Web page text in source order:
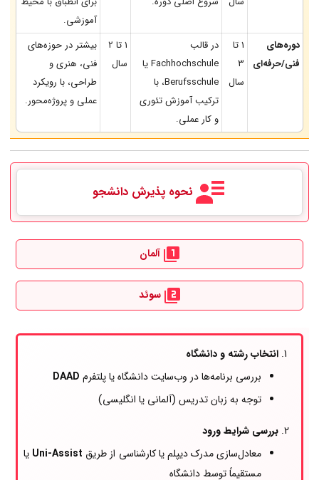
آموزشی.
دوره‌های
فنی/حرفه‌ای
1 تا
3
سال
در قالب
Fachhochschule یا
Berufsschule، با
ترکیب آموزش تئوری
و کار عملی.
1 تا 2
سال
بیشتر در حوزه‌های
فنی، هنری و
طراحی، با رویکرد
عملی و پروژه‌محور.
نحوه پذیرش دانشجو
آلمان
سوئد
انتخاب رشته و دانشگاه
بررسی برنامه‌ها در وب‌سایت دانشگاه یا پلتفرم DAAD
توجه به زبان تدریس (آلمانی یا انگلیسی)
بررسی شرایط ورود
معادل‌سازی مدرک دیپلم یا کارشناسی از طریق Uni-Assist یا
مستقیماً توسط دانشگاه